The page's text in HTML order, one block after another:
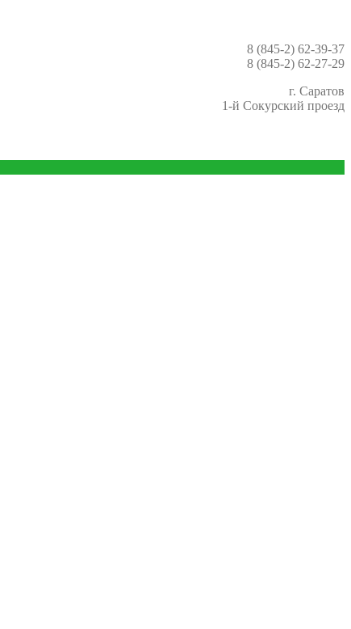
8 (845-2) 62-39-37
8 (845-2) 62-27-29
г. Саратов
1-й Сокурский проезд